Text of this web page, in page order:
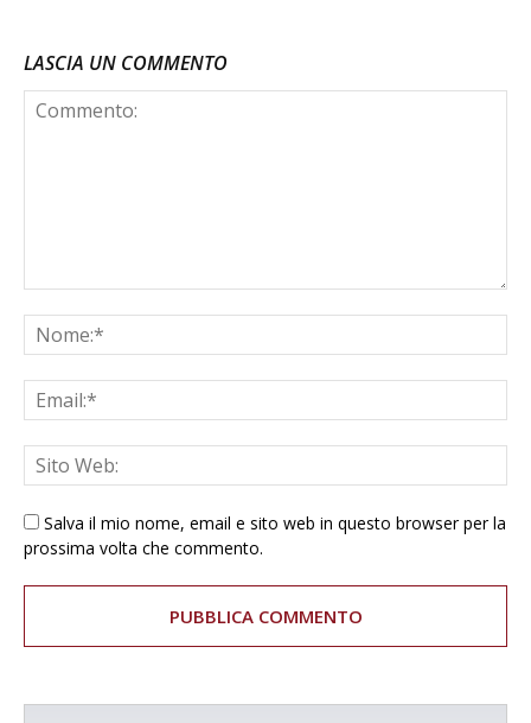
LASCIA UN COMMENTO
Salva il mio nome, email e sito web in questo browser per la
prossima volta che commento.